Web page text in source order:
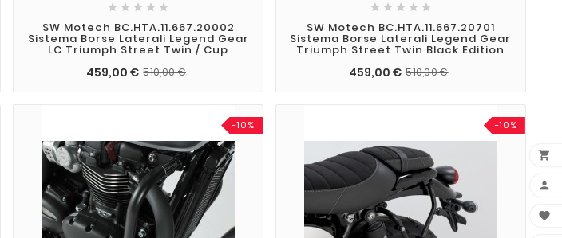
    
SW Motech BC.HTA.11.667.20002
Sistema Borse Laterali Legend Gear
LC Triumph Street Twin / Cup
459,00 € 510,00 €
    
SW Motech BC.HTA.11.667.20701
Sistema Borse Laterali Legend Gear
Triumph Street Twin Black Edition
459,00 € 510,00 €
-10% -10%


